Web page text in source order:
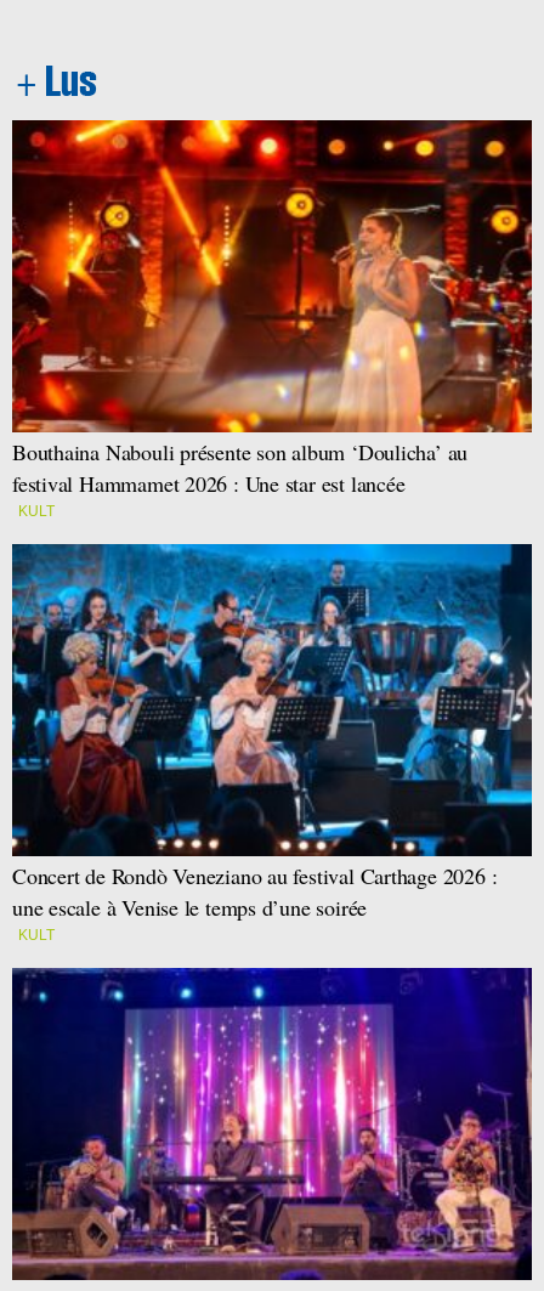
Bouthaina Nabouli présente son album ‘Doulicha’ au
festival Hammamet 2026 : Une star est lancée
KULT
Concert de Rondò Veneziano au festival Carthage 2026 :
une escale à Venise le temps d’une soirée
KULT